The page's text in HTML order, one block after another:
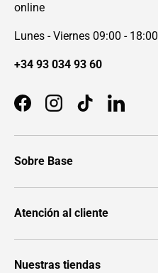
online
Lunes - Viernes 09:00 - 18:00
+34 93 034 93 60
FacebookInstagramTikTokLinkedIn
Sobre Base
Atención al cliente
Nuestras tiendas